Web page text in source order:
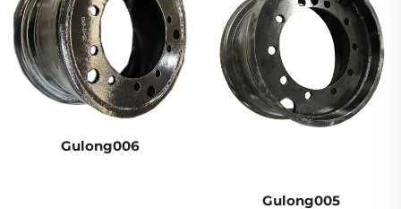
Gulong006
Gulong005